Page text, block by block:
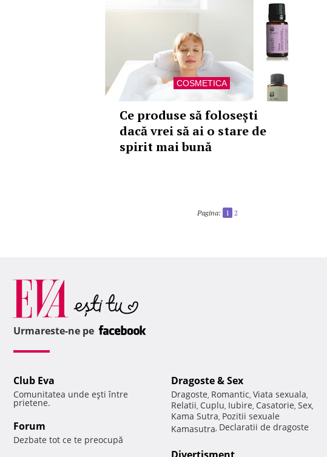
COSMETICA
Ce produse să folosești
dacă vrei să ai o stare de
spirit mai bună
Pagina: 1 2
Urmareste-ne pe
Club Eva
Comunitatea unde eşti între
prietene.
Forum
Dezbate tot ce te preocupă
Dragoste & Sex
Dragoste, Romantic, Viata sexuala,
Relatii, Cuplu, Iubire, Casatorie, Sex,
Kama Sutra, Pozitii sexuale
Kamasutra, Declaratii de dragoste